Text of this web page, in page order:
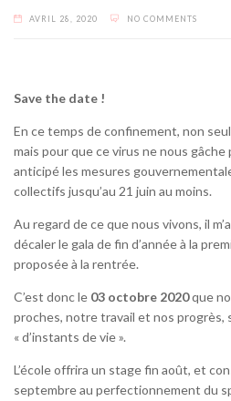
AVRIL 28, 2020 NO COMMENTS
Save the date !
En ce temps de confinement, non
mais pour que ce virus ne nous gâche
anticipé les mesures
collectifs jusqu’au 21 juin au moins.
Au regard de ce que nous vivons, il
décaler le gala de fin d’année à la
proposée à la rentrée.
C’est donc le 03 octobre 2020que
proches, notre travail et nos progrès,
« d’instants de vie ».
L’école offrira un stage fin août, et
septembre au perfectionnement du